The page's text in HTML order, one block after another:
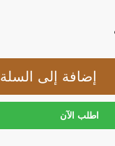
إضافة إلى السلة
اطلب الآن